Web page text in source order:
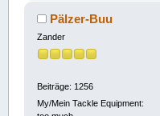
Pälzer-Buu
Zander
Beiträge: 1256
My/Mein Tackle Equipment: